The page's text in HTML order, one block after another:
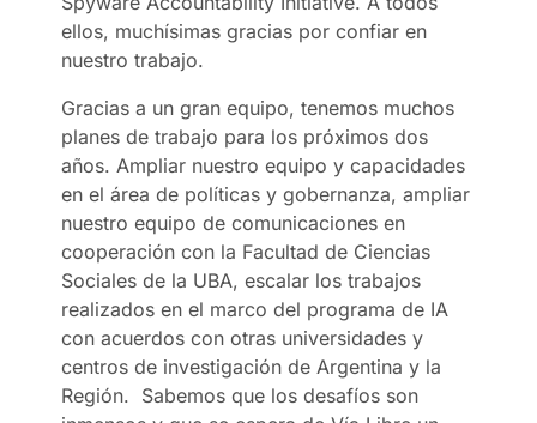
ellos, muchísimas gracias por confiar en
nuestro trabajo.
Gracias a un gran equipo, tenemos muchos
planes de trabajo para los próximos dos
años. Ampliar nuestro equipo y capacidades
en el área de políticas y gobernanza, ampliar
nuestro equipo de comunicaciones en
cooperación con la Facultad de Ciencias
Sociales de la UBA, escalar los trabajos
realizados en el marco del programa de IA
con acuerdos con otras universidades y
centros de investigación de Argentina y la
Región. Sabemos que los desafíos son